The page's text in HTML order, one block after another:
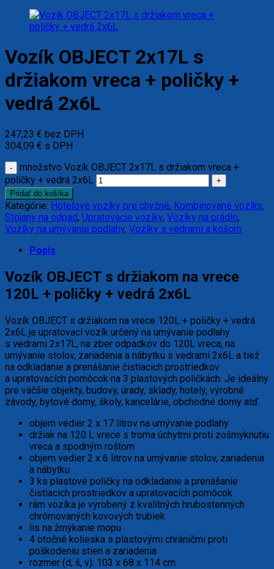
Vozík OBJECT 2x17L s
držiakom vreca + poličky +
vedrá 2x6L
247,23 € bez DPH
304,09 € s DPH
množstvo Vozík OBJECT 2x17L s držiakom vreca +
poličky + vedrá 2x6L
Pridať do košíka
Kategórie: Hotelové vozíky pre chyžné, Kombinované vozíky,
Stojany na odpad, Upratovacie vozíky, Vozíky na prádlo,
Vozíky na umývanie podlahy, Vozíky s vedrami a košom
Popis
Vozík OBJECT s držiakom na vrece
120L + poličky + vedrá 2x6L
Vozík OBJECT s držiakom na vrece 120L + poličky + vedrá
2x6L je upratovací vozík určený na umývanie podlahy
s vedrami 2x17L, na zber odpadkov do 120L vreca, na
umývanie stolov, zariadenia a nábytku s vedrami 2x6L a tiež
na odkladanie a prenášanie čistiacich prostriedkov
a upratovacích pomôcok na 3 plastových poličkách. Je ideálny
pre väčšie objekty, budovy, úrady, sklady, hotely, výrobné
závody, bytové domy, školy, kancelárie, obchodné domy atď.
objem vedier 2 x 17 litrov na umývanie podlahy
držiak na 120 L vrece s troma úchytmi proti zošmyknutiu
vreca a spodným roštom
objem vedier 2 x 6 litrov na umývanie stolov, zariadenia
a nábytku
3 ks plastové poličky na odkladanie a prenášanie
čistiacich prostriedkov a upratovacích pomôcok
rám vozíka je vyrobený z kvalitných hrubostenných
chrómovaných kovových trubiek
lis na žmýkanie mopu
4 otočné kolieska s plastovými chráničmi proti
poškodeniu stien a zariadenia
rozmer (d, š, v): 103 x 68 x 114 cm